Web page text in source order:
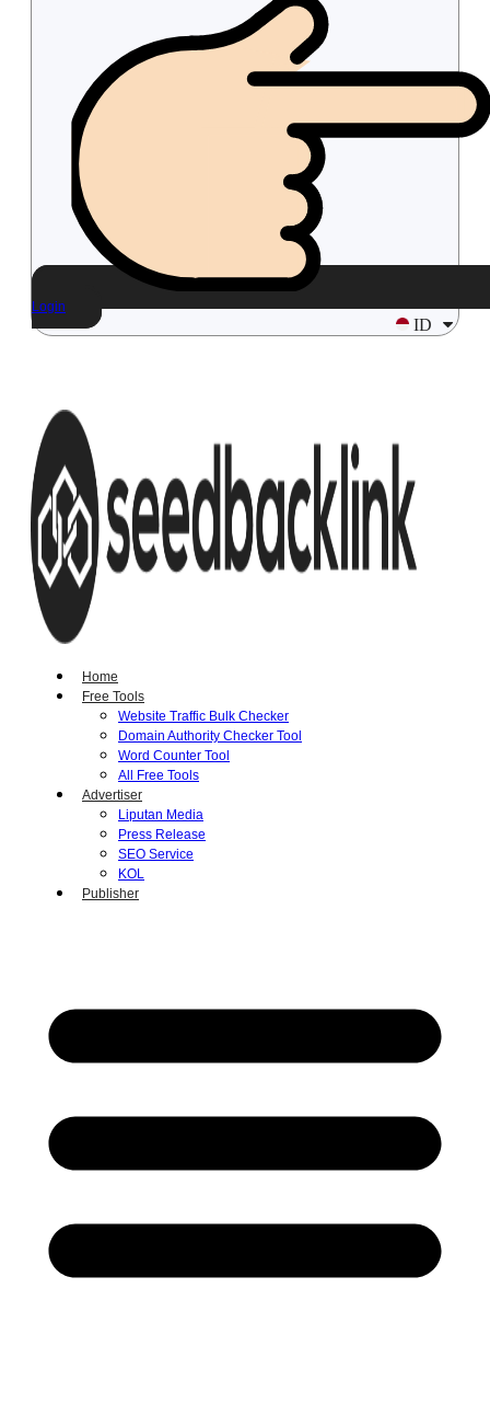
Login
ID
Home
Free Tools
Website Traffic Bulk Checker
Domain Authority Checker Tool
Word Counter Tool
All Free Tools
Advertiser
Liputan Media
Press Release
SEO Service
KOL
Publisher